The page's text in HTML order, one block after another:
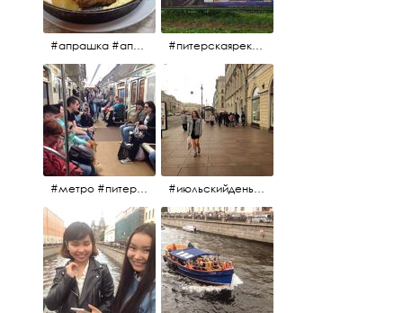
#апрашка #апраксиндвор #кафенаапрашке #куринаякотлетанасковороде #сковородка #кафедлясвоих #питерскаяреклама #todes #куколки #окраинапитера #фрунзенскийрайон
#метро #питерскоеметро #невскаялиния #июльскийдень2017 #15july2017 #невский